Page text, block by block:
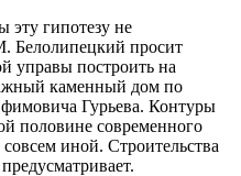
гипотезу не
Белолипецкий просит
управы построить на
каменный дом по
Гурьева. Контуры
половине современного
иной. Строительства